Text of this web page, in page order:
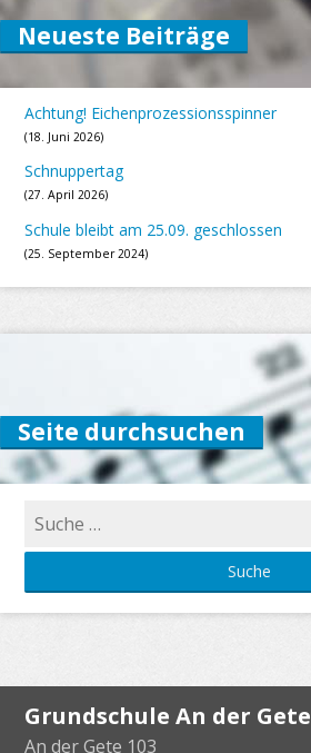
Neueste Beiträge
Achtung! Eichenprozessionsspinner
18. Juni 2026
Schnuppertag
27. April 2026
Schule bleibt am 25.09. geschlossen
25. September 2024
Seite durchsuchen
nach:
Grundschule An der Gete
An der Gete 103